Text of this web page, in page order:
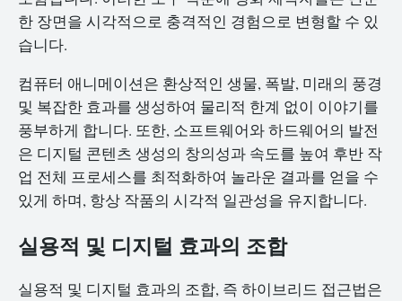
한 장면을 시각적으로 충격적인 경험으로 변형할 수 있
습니다.
컴퓨터 애니메이션은 환상적인 생물, 폭발, 미래의 풍경
및 복잡한 효과를 생성하여 물리적 한계 없이 이야기를
풍부하게 합니다. 또한, 소프트웨어와 하드웨어의 발전
은 디지털 콘텐츠 생성의 창의성과 속도를 높여 후반 작
업 전체 프로세스를 최적화하여 놀라운 결과를 얻을 수
있게 하며, 항상 작품의 시각적 일관성을 유지합니다.
실용적 및 디지털 효과의 조합
실용적 및 디지털 효과의 조합, 즉 하이브리드 접근법은